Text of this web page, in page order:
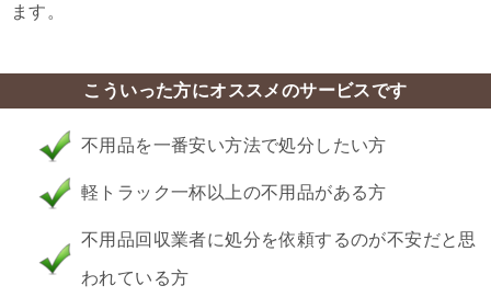
ます。
こういった方にオススメのサービスです
不用品を一番安い方法で処分したい方
軽トラック一杯以上の不用品がある方
不用品回収業者に処分を依頼するのが不安だと思
われている方